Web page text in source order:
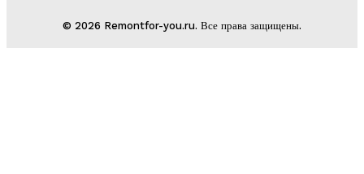
© 2026 Remontfor-you.ru. Все права защищены.